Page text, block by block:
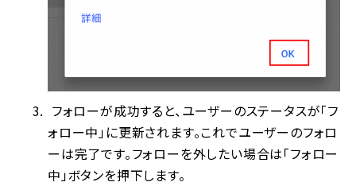
フォローが成功すると、ユーザーのステータスが「フ
ォロー中」に更新されます。これでユーザーのフォロ
ーは完了です。フォローを外したい場合は「フォロー
中」ボタンを押下します。